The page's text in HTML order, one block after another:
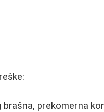
brašna, prekomerna